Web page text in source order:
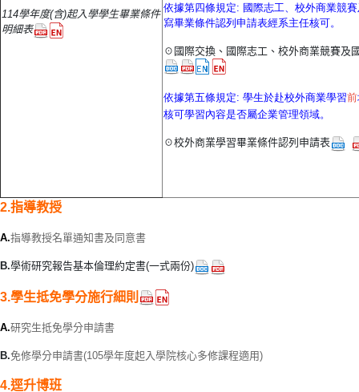
114學年度(含)起入學學生畢業條件
明細表
依據第四條規定: 國際志工、校外商業競
寫畢業條件認列申請表經系主任核可。
☉國際交換、國際志工、校外商業競賽及
依據第五條規定: 學生於赴校外商業學習前
核可學習內容是否屬企業管理領域。
☉校外商業學習畢業條件認列申請表
2.指導教授
A.指導教授名單通知書及同意書
B.學術研究報告基本倫理約定書(一式兩份)
3.學生抵免學分施行細則
A.研究生抵免學分申請書
B.免修學分申請書(105學年度起入學院核心多修課程適用)
4.逕升博班